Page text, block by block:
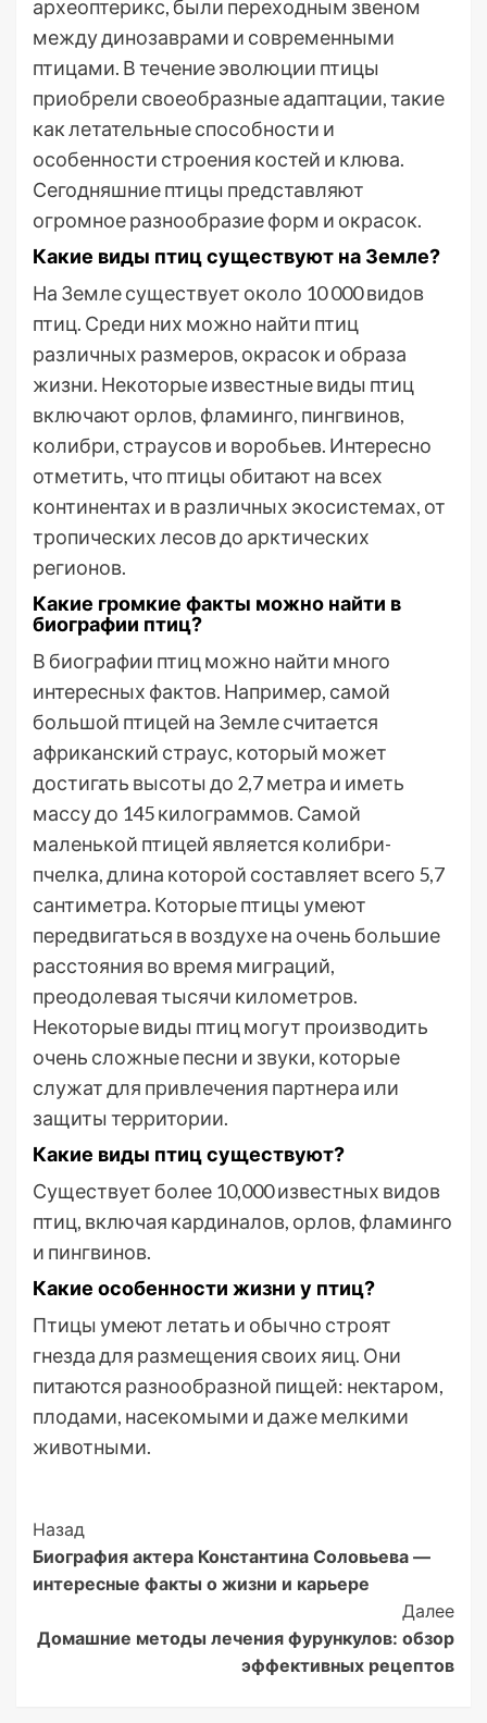
археоптерикс, были переходным звеном
между динозаврами и современными
птицами. В течение эволюции птицы
приобрели своеобразные адаптации, такие
как летательные способности и
особенности строения костей и клюва.
Сегодняшние птицы представляют
огромное разнообразие форм и окрасок.
Какие виды птиц существуют на Земле?
На Земле существует около 10 000 видов
птиц. Среди них можно найти птиц
различных размеров, окрасок и образа
жизни. Некоторые известные виды птиц
включают орлов, фламинго, пингвинов,
колибри, страусов и воробьев. Интересно
отметить, что птицы обитают на всех
континентах и в различных экосистемах, от
тропических лесов до арктических
регионов.
Какие громкие факты можно найти в
биографии птиц?
В биографии птиц можно найти много
интересных фактов. Например, самой
большой птицей на Земле считается
африканский страус, который может
достигать высоты до 2,7 метра и иметь
массу до 145 килограммов. Самой
маленькой птицей является колибри-
пчелка, длина которой составляет всего 5,7
сантиметра. Которые птицы умеют
передвигаться в воздухе на очень большие
расстояния во время миграций,
преодолевая тысячи километров.
Некоторые виды птиц могут производить
очень сложные песни и звуки, которые
служат для привлечения партнера или
защиты территории.
Какие виды птиц существуют?
Существует более 10,000 известных видов
птиц, включая кардиналов, орлов, фламинго
и пингвинов.
Какие особенности жизни у птиц?
Птицы умеют летать и обычно строят
гнезда для размещения своих яиц. Они
питаются разнообразной пищей: нектаром,
плодами, насекомыми и даже мелкими
животными.
Post
Navigation
Назад
Биография актера Константина Соловьева —
интересные факты о жизни и карьере
Далее
Домашние методы лечения фурункулов: обзор
эффективных рецептов